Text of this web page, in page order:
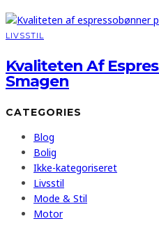
LIVSSTIL
Kvaliteten Af
Smagen
CATEGORIES
Blog
Bolig
Ikke-kategoriseret
Livsstil
Mode & Stil
Motor